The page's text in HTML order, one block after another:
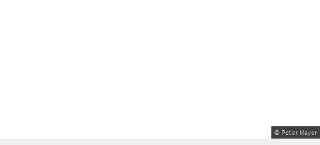
© Peter Mayer